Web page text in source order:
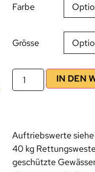
Farbe
Grösse
IN DEN
Auftriebswerte
40 kg
geschützte